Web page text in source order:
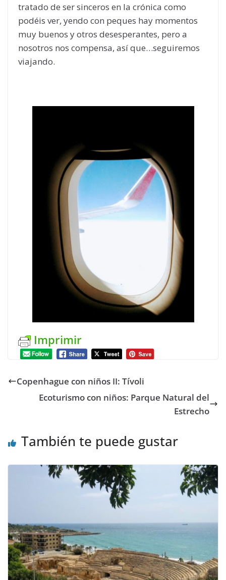
tratado de ser sinceros en la crónica como
podéis ver, yendo con peques hay momentos
muy buenos y otros desesperantes, pero a
nosotros nos compensa, así que…seguiremos
viajando.
Imprimir
Copenhague con niños II: Tívoli
Ecoturismo con niños: Parque Natural del
Estrecho
También te puede gustar